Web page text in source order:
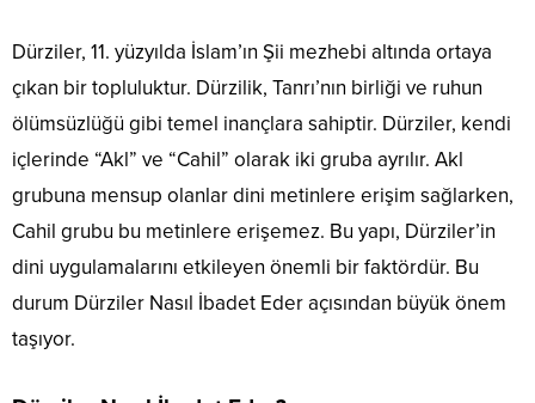
Dürziler, 11. yüzyılda İslam’ın Şii mezhebi altında ortaya
çıkan bir topluluktur. Dürzilik, Tanrı’nın birliği ve ruhun
ölümsüzlüğü gibi temel inançlara sahiptir. Dürziler, kendi
içlerinde “Akl” ve “Cahil” olarak iki gruba ayrılır. Akl
grubuna mensup olanlar dini metinlere erişim sağlarken,
Cahil grubu bu metinlere erişemez. Bu yapı, Dürziler’in
dini uygulamalarını etkileyen önemli bir faktördür. Bu
durum Dürziler Nasıl İbadet Eder açısından büyük önem
taşıyor.